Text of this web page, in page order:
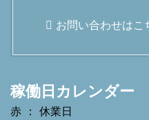
お問い合わせはこ
稼働日カレンダー
赤 ： 休業日